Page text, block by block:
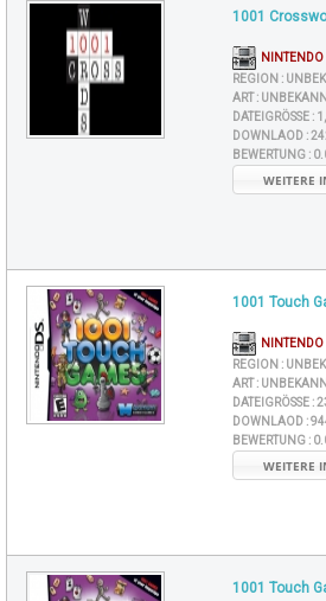
1001
NINTENDO
REGION :
ART :
DATEIGRÖSSE :
DOWNLAOD :
BEWERTUNG :
WEITERE
1001 Touch
NINTENDO
REGION :
ART :
DATEIGRÖSSE :
DOWNLAOD :
BEWERTUNG :
WEITERE
1001 Touch